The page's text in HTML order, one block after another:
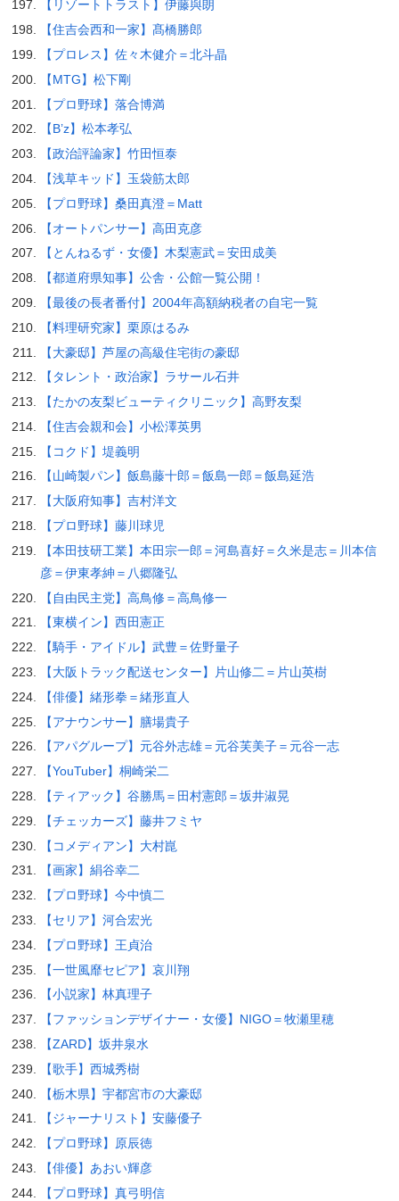
【リゾートトラスト】伊藤與朗
【住吉会西和一家】髙橋勝郎
【プロレス】佐々木健介＝北斗晶
【MTG】松下剛
【プロ野球】落合博満
【B’z】松本孝弘
【政治評論家】竹田恒泰
【浅草キッド】玉袋筋太郎
【プロ野球】桑田真澄＝Matt
【オートパンサー】高田克彦
【とんねるず・女優】木梨憲武＝安田成美
【都道府県知事】公舎・公館一覧公開！
【最後の長者番付】2004年高額納税者の自宅一覧
【料理研究家】栗原はるみ
【大豪邸】芦屋の高級住宅街の豪邸
【タレント・政治家】ラサール石井
【たかの友梨ビューティクリニック】高野友梨
【住吉会親和会】小松澤英男
【コクド】堤義明
【山崎製パン】飯島藤十郎＝飯島一郎＝飯島延浩
【大阪府知事】吉村洋文
【プロ野球】藤川球児
【本田技研工業】本田宗一郎＝河島喜好＝久米是志＝川本信
彦＝伊東孝紳＝八郷隆弘
【自由民主党】高鳥修＝高鳥修一
【東横イン】西田憲正
【騎手・アイドル】武豊＝佐野量子
【大阪トラック配送センター】片山修二＝片山英樹
【俳優】緒形拳＝緒形直人
【アナウンサー】膳場貴子
【アパグループ】元谷外志雄＝元谷芙美子＝元谷一志
【YouTuber】桐崎栄二
【ティアック】谷勝馬＝田村憲郎＝坂井淑晃
【チェッカーズ】藤井フミヤ
【コメディアン】大村崑
【画家】絹谷幸二
【プロ野球】今中慎二
【セリア】河合宏光
【プロ野球】王貞治
【一世風靡セピア】哀川翔
【小説家】林真理子
【ファッションデザイナー・女優】NIGO＝牧瀬里穂
【ZARD】坂井泉水
【歌手】西城秀樹
【栃木県】宇都宮市の大豪邸
【ジャーナリスト】安藤優子
【プロ野球】原辰徳
【俳優】あおい輝彦
【プロ野球】真弓明信